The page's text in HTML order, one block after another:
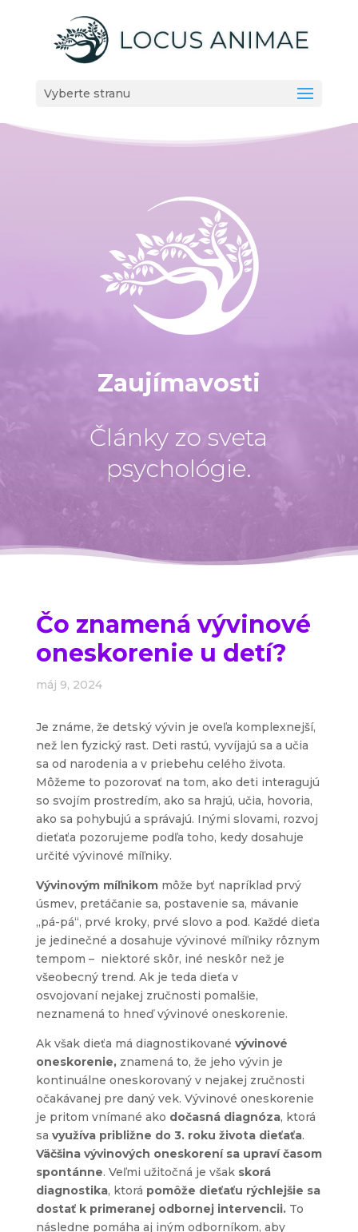
Vyberte stranu
Zaujímavosti
Články zo sveta
psychológie.
Čo znamená vývinové
oneskorenie u detí?
máj 9, 2024
Je známe, že detský vývin je oveľa komplexnejší,
než len fyzický rast. Deti rastú, vyvíjajú sa a učia
sa od narodenia a v priebehu celého života.
Môžeme to pozorovať na tom, ako deti interagujú
so svojím prostredím, ako sa hrajú, učia, hovoria,
ako sa pohybujú a správajú. Inými slovami, rozvoj
dieťaťa pozorujeme podľa toho, kedy dosahuje
určité vývinové míľniky.
Vývinovým míľnikommôže byť napríklad prvý
úsmev, pretáčanie sa, postavenie sa, mávanie
„pá-pá“, prvé kroky, prvé slovo a pod. Každé dieťa
je jedinečné a dosahuje vývinové míľniky rôznym
tempom – niektoré skôr, iné neskôr než je
všeobecný trend. Ak je teda dieťa v
osvojovaní nejakej zručnosti pomalšie,
neznamená to hneď vývinové oneskorenie.
Ak však dieťa má diagnostikované vývinové
oneskorenie,znamená to, že jeho vývin je
kontinuálne oneskorovaný v nejakej zručnosti
očakávanej pre daný vek. Vývinové oneskorenie
je pritom vnímané ako dočasná diagnóza, ktorá
sa využíva približne do 3. roku života dieťaťa.
Väčšina vývinových oneskorení sa upraví časom
spontánne. Veľmi užitočná je však skorá
diagnostika, ktorá pomôže dieťaťu rýchlejšie sa
dostať k primeranej odbornej intervencii.To
následne pomáha aj iným odborníkom, aby